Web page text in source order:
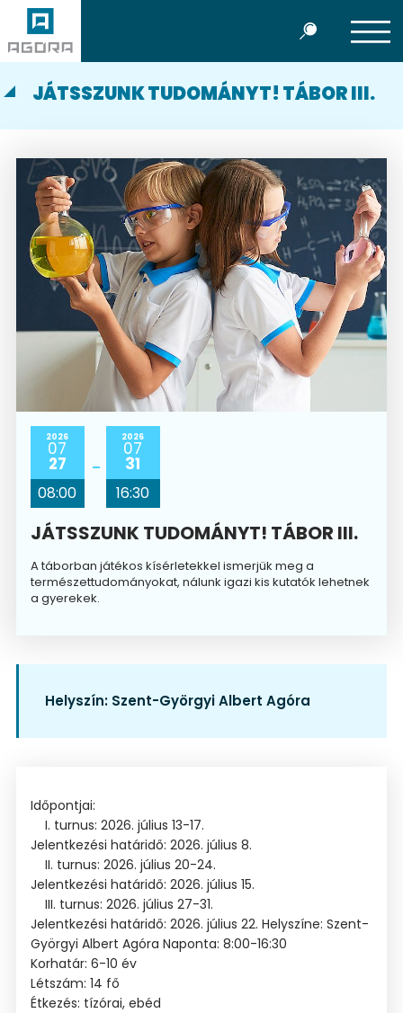
JÁTSSZUNK TUDOMÁNYT! TÁBOR III.
2026
07
27
08:00
2026
07
31
16:30
JÁTSSZUNK TUDOMÁNYT! TÁBOR III.
A táborban játékos kísérletekkel ismerjük meg a
természettudományokat, nálunk igazi kis kutatók lehetnek
a gyerekek.
Helyszín: Szent-Györgyi Albert Agóra
Időpontjai:
I. turnus: 2026. július 13-17.
Jelentkezési határidő: 2026. július 8.
II. turnus: 2026. július 20-24.
Jelentkezési határidő: 2026. július 15.
III. turnus: 2026. július 27-31.
Jelentkezési határidő: 2026. július 22. Helyszíne: Szent-
Györgyi Albert Agóra Naponta: 8:00-16:30
Korhatár: 6-10 év
Létszám: 14 fő
Étkezés: tízórai, ebéd